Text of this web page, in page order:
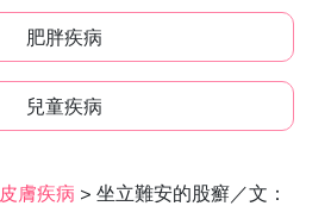
肥胖疾病
兒童疾病
皮膚疾病 > 坐立難安的股癬／文：